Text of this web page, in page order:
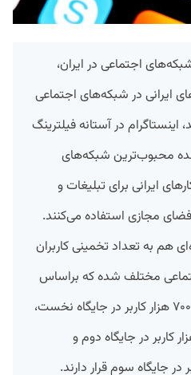
اجتماعی در ایران،
ایرانی در شبکه‌های اجتماعی
در آستانه فیلترینگ
محبوب‌ترین شبکه‌های
ایرانی برای تبلیغات و
فضای مجازی استفاده می‌کنند.
هم به تعداد تخمینی کاربران
مختلف شده که براساس
آن واتس‌اپ با ۴۷ میلیون و ۷۰۰ هزار کاربر در جایگاه نخست،
با ۴۷ میلیون و ۲۵۰ هزار کاربر در جایگاه دوم و